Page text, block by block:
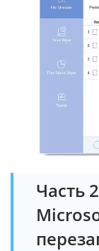
Часть